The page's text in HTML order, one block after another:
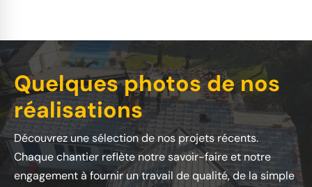
Quelques photos de nos
réalisations
Découvrez une sélection de nos projets récents.
Chaque chantier reflète notre savoir-faire et notre
engagement à fournir un travail de qualité, de la simple